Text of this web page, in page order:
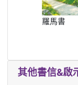
羅馬書
其他書信&啟